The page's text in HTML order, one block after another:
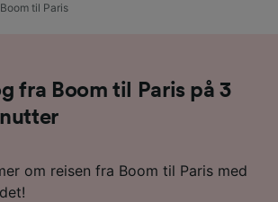
Boom til Paris
fra Boom til Paris på 3
om reisen fra Boom til Paris med